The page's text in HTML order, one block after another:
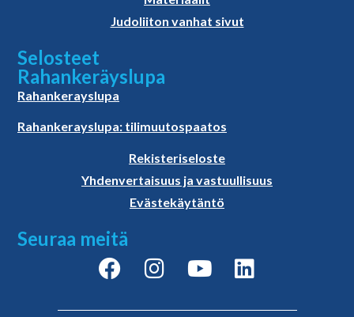
Judoliiton vanhat sivut
Selosteet
Rahankeräyslupa
Rahankerayslupa
Rahankerayslupa: tilimuutospaatos
Rekisteriseloste
Yhdenvertaisuus ja vastuullisuus
Evästekäytäntö
Seuraa meitä